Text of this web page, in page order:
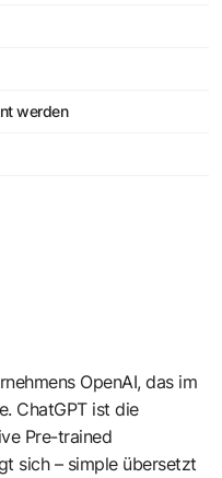
werden
OpenAI, das im
ChatGPT ist die
Pre-trained
sich – simple übersetzt